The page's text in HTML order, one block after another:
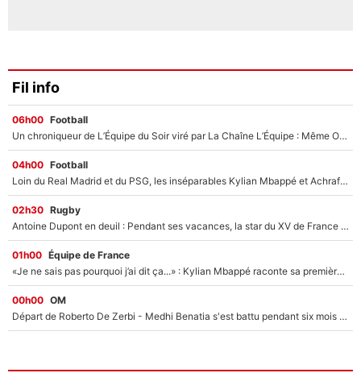
Fil info
06h00 Football
Un chroniqueur de L’Équipe du Soir viré par La Chaîne L’Équipe : Même Olivier Ménard n’avait pas pu empêcher son départ, «je l’ai appris sur Twitter, je l’ai vécu assez mal»
04h00 Football
Loin du Real Madrid et du PSG, les inséparables Kylian Mbappé et Achraf Hakimi changent d'équipe le temps d'une journée !
02h30 Rugby
Antoine Dupont en deuil : Pendant ses vacances, la star du XV de France a perdu sa grand-mère
01h00 Équipe de France
«Je ne sais pas pourquoi j’ai dit ça...» : Kylian Mbappé raconte sa première rencontre avec Zinédine Zidane (et c’est très drôle)
00h00 OM
Départ de Roberto De Zerbi - Medhi Benatia s'est battu pendant six mois pour le retenir à l'OM, le PSG a été le naufrage de trop : «Je pars avec toi»